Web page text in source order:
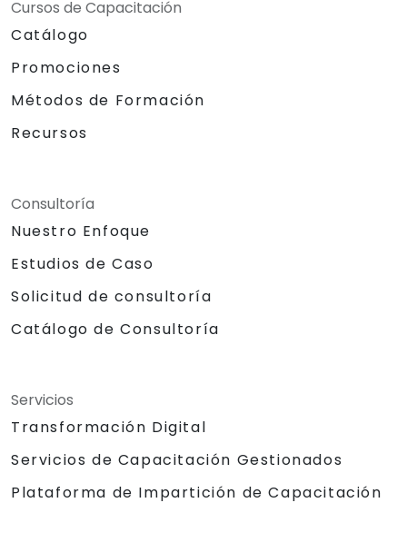
Cursos de Capacitación
Catálogo
Promociones
Métodos de Formación
Recursos
Consultoría
Nuestro Enfoque
Estudios de Caso
Solicitud de consultoría
Catálogo de Consultoría
Servicios
Transformación Digital
Servicios de Capacitación Gestionados
Plataforma de Impartición de Capacitación